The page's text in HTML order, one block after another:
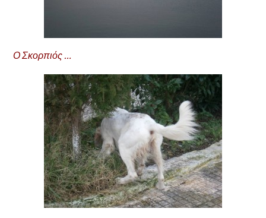
Ο Σκορπιός …